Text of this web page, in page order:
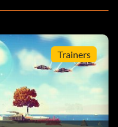
Trainers